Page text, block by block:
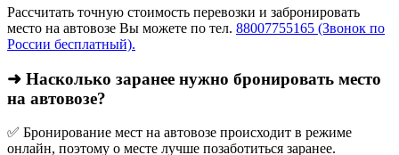
Рассчитать точную стоимость перевозки и забронировать
место на автовозе Вы можете по тел. 88007755165 (Звонок по
России бесплатный).
➜ Насколько заранее нужно бронировать место
на автовозе?
✅ Бронирование мест на автовозе происходит в режиме
онлайн, поэтому о месте лучше позаботиться заранее.